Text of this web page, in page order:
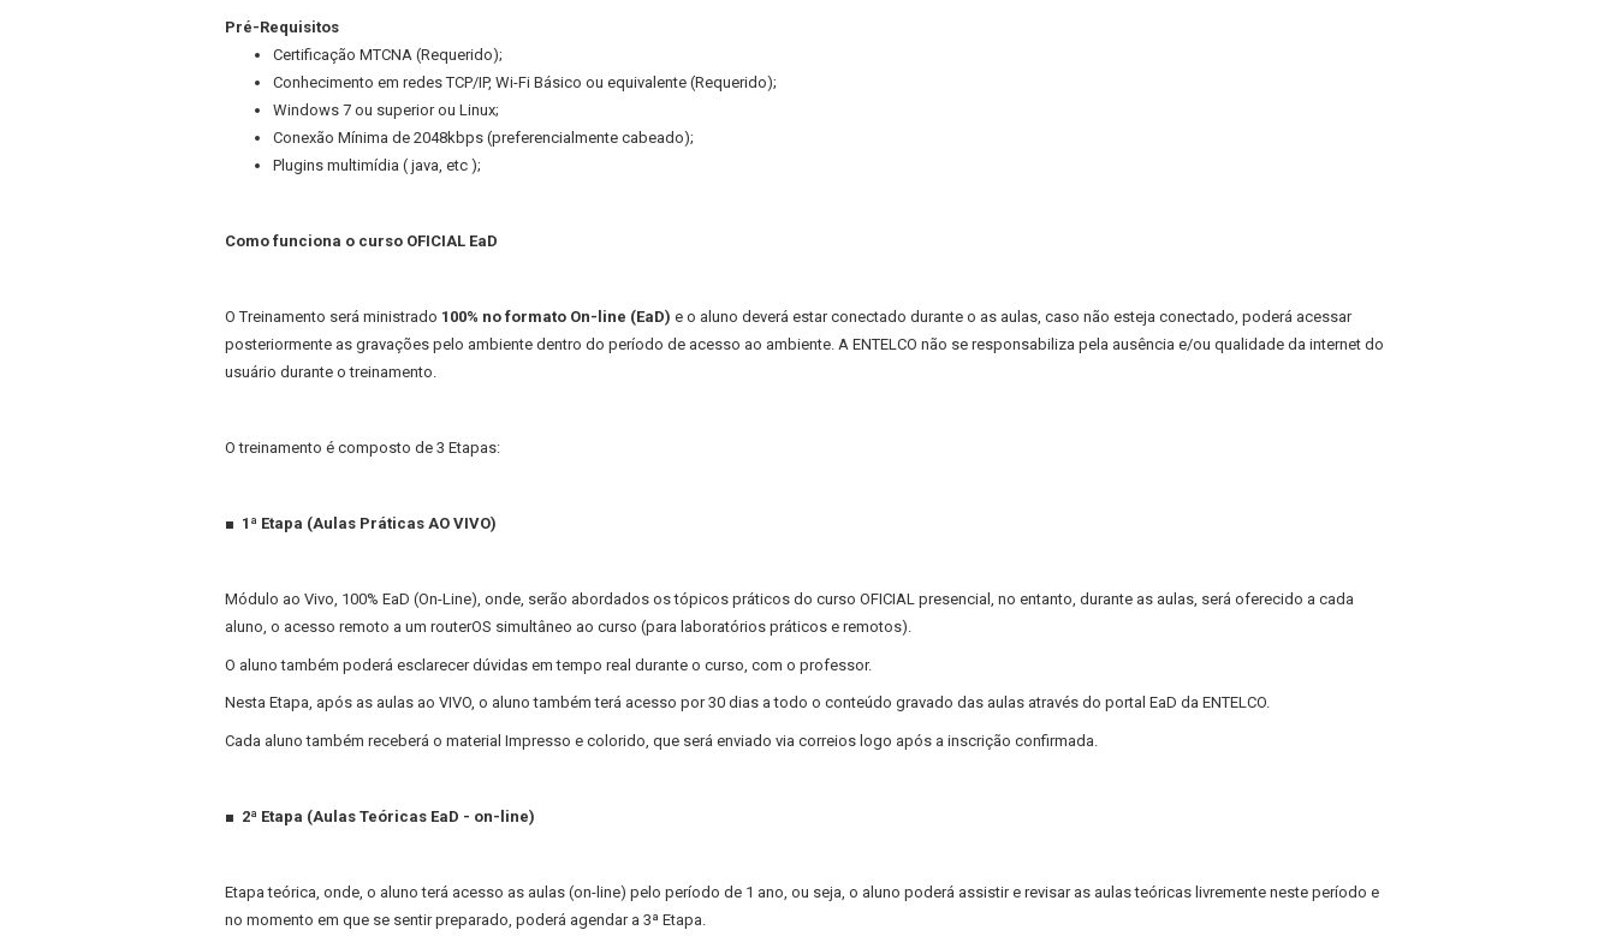
Pré-Requisitos
Certificação MTCNA (Requerido);
Conhecimento em redes TCP/IP, Wi-Fi Básico ou equivalente (Requerido);
Windows 7 ou superior ou Linux;
Conexão Mínima de 2048kbps (preferencialmente cabeado);
Plugins multimídia ( java, etc );
Como funciona o curso OFICIAL EaD
O Treinamento será ministrado 100% no formato On-line (EaD) e o aluno deverá estar conectado durante o as aulas, caso não esteja conectado, poderá acessar
posteriormente as gravações pelo ambiente dentro do período de acesso ao ambiente. A ENTELCO não se responsabiliza pela ausência e/ou qualidade da internet do
usuário durante o treinamento.
O treinamento é composto de 3 Etapas:
■ 1ª Etapa (Aulas Práticas AO VIVO)
Módulo ao Vivo, 100% EaD (On-Line), onde, serão abordados os tópicos práticos do curso OFICIAL presencial, no entanto, durante as aulas, será oferecido a cada
aluno, o acesso remoto a um routerOS simultâneo ao curso (para laboratórios práticos e remotos).
O aluno também poderá esclarecer dúvidas em tempo real durante o curso, com o professor.
Nesta Etapa, após as aulas ao VIVO, o aluno também terá acesso por 30 dias a todo o conteúdo gravado das aulas através do portal EaD da ENTELCO.
Cada aluno também receberá o material Impresso e colorido, que será enviado via correios logo após a inscrição confirmada.
■ 2ª Etapa (Aulas Teóricas EaD - on-line)
Etapa teórica, onde, o aluno terá acesso as aulas (on-line) pelo período de 1 ano, ou seja, o aluno poderá assistir e revisar as aulas teóricas livremente neste período e
no momento em que se sentir preparado, poderá agendar a 3ª Etapa.